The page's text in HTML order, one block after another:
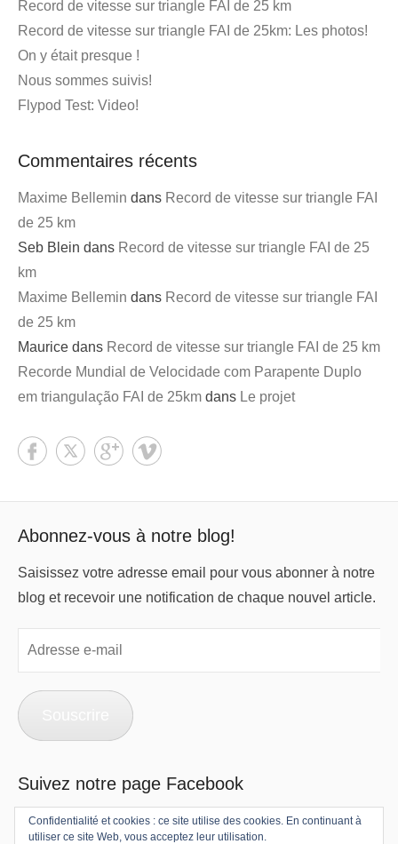
Record de vitesse sur triangle FAI de 25 km
Record de vitesse sur triangle FAI de 25km: Les photos!
On y était presque !
Nous sommes suivis!
Flypod Test: Video!
Commentaires récents
Maxime Bellemin dans Record de vitesse sur triangle FAI
de 25 km
Seb Blein dans Record de vitesse sur triangle FAI de 25
km
Maxime Bellemin dans Record de vitesse sur triangle FAI
de 25 km
Maurice dans Record de vitesse sur triangle FAI de 25 km
Recorde Mundial de Velocidade com Parapente Duplo
em triangulação FAI de 25km dans Le projet
Abonnez-vous à notre blog!
Saisissez votre adresse email pour vous abonner à notre
blog et recevoir une notification de chaque nouvel article.
mail
Suivez notre page Facebook
Confidentialité et cookies : ce site utilise des cookies. En continuant à
utiliser ce site Web, vous acceptez leur utilisation.